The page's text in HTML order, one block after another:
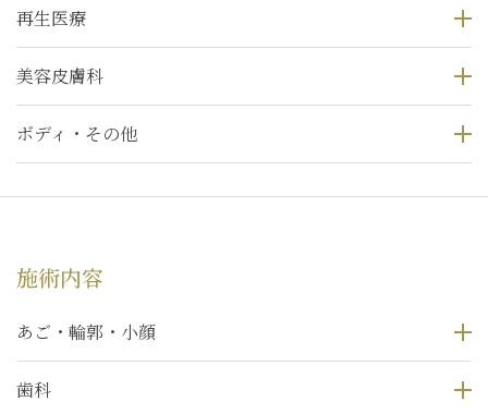
再生医療
美容皮膚科
ボディ・その他
施術内容
あご・輪郭・小顔
歯科